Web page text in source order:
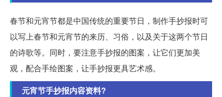
春节和元宵节都是中国传统的重要节日，制作手抄报时可
以写上春节和元宵节的来历、习俗，以及关于这两个节日
的诗歌等。同时，要注意手抄报的图案，让它们更加美
观，配合手绘图案，让手抄报更具艺术感。
元宵节手抄报内容资料?